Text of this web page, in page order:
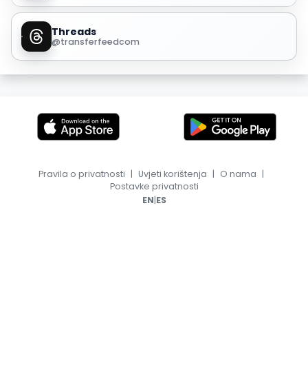
Threads
@transferfeedcom
Pravila o privatnosti | Uvjeti korištenja | O nama |
Postavke privatnosti
EN|ES